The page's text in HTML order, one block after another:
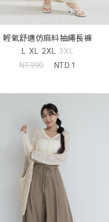
輕氧舒適仿麻料抽繩長褲
L XL 2XL 3XL
NT.990
NTD.1